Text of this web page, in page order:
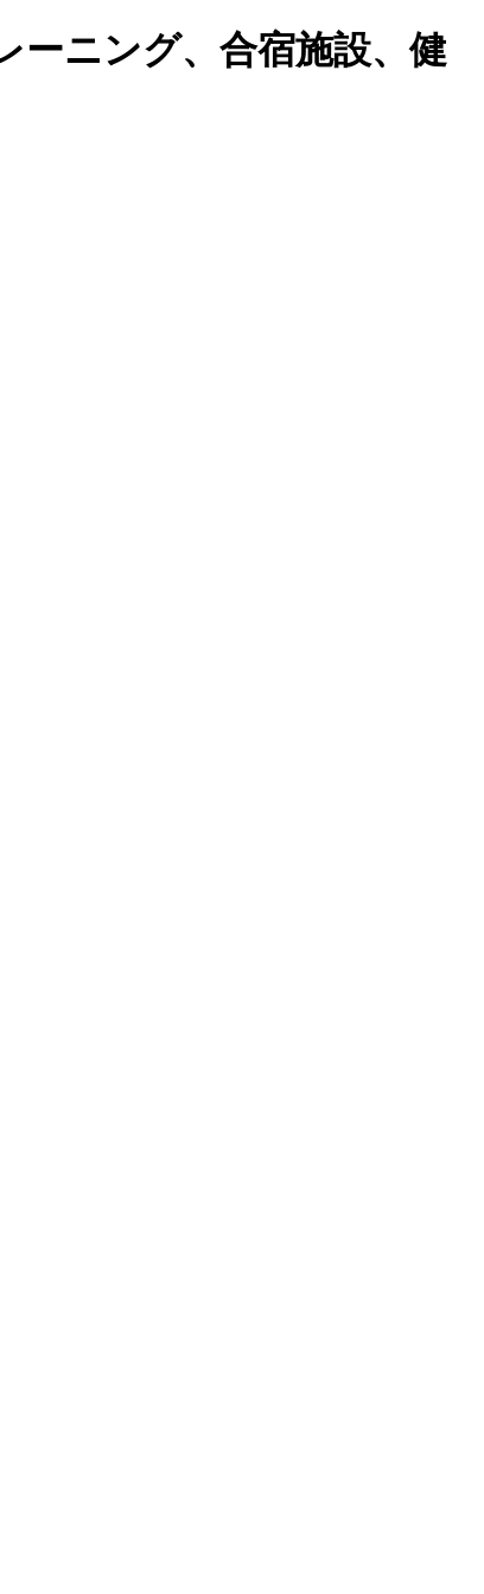
ーニング、合宿施設、健